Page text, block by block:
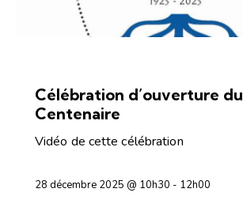
Célébration d’ouverture du
Centenaire
Vidéo de cette célébration
28 décembre 2025 @ 10h30 - 12h00